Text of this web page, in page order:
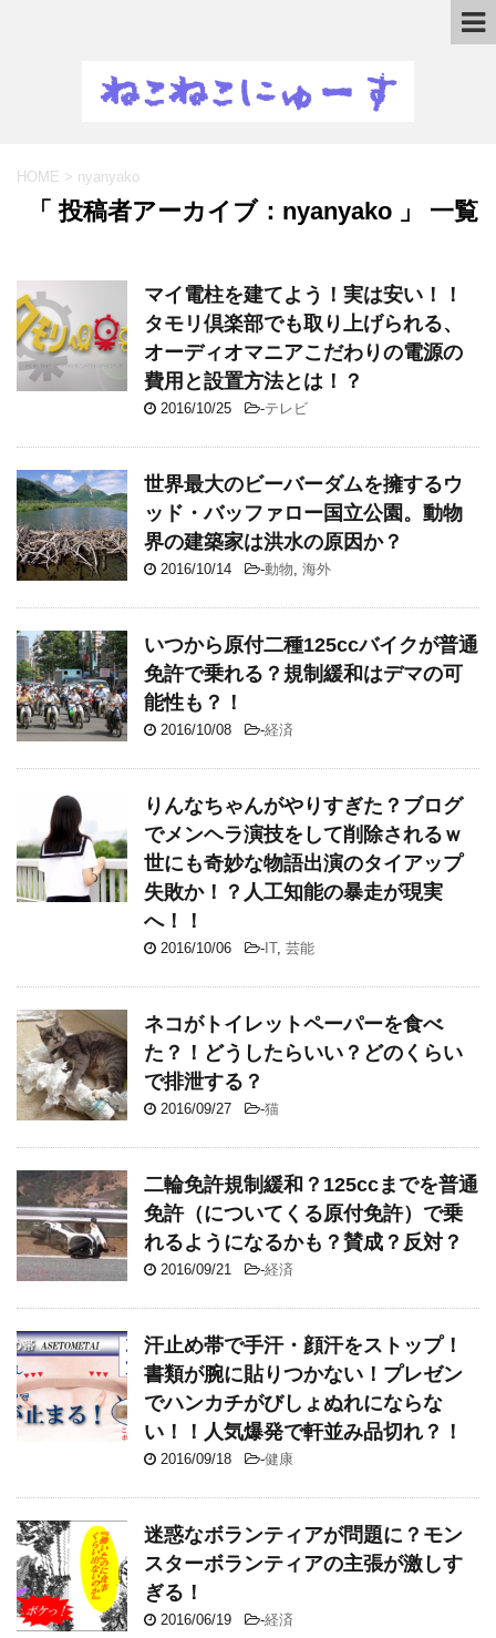
HOME > nyanyako
「 投稿者アーカイブ：nyanyako 」 一覧
マイ電柱を建てよう！実は安い！！
タモリ倶楽部でも取り上げられる、
オーディオマニアこだわりの電源の
費用と設置方法とは！？
2016/10/25 -テレビ
世界最大のビーバーダムを擁するウ
ッド・バッファロー国立公園。動物
界の建築家は洪水の原因か？
2016/10/14 -動物 海外
いつから原付二種125ccバイクが普通
免許で乗れる？規制緩和はデマの可
能性も？！
2016/10/08 -経済
りんなちゃんがやりすぎた？ブログ
でメンヘラ演技をして削除されるｗ
世にも奇妙な物語出演のタイアップ
失敗か！？人工知能の暴走が現実
へ！！
2016/10/06 -IT, 芸能
ネコがトイレットペーパーを食べ
た？！どうしたらいい？どのくらい
で排泄する？
2016/09/27 -猫
二輪免許規制緩和？125ccまでを普通
免許（についてくる原付免許）で乗
れるようになるかも？賛成？反対？
2016/09/21 -経済
汗止め帯で手汗・顔汗をストップ！
書類が腕に貼りつかない！プレゼン
でハンカチがびしょぬれにならな
い！！人気爆発で軒並み品切れ？！
2016/09/18 -健康
迷惑なボランティアが問題に？モン
スターボランティアの主張が激しす
ぎる！
2016/06/19 -経済